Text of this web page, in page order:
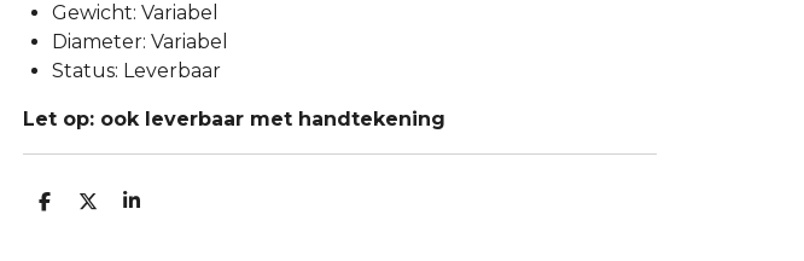
Gewicht: Variabel
Diameter: Variabel
Status: Leverbaar
Let op: ook leverbaar met handtekening
D
D
S